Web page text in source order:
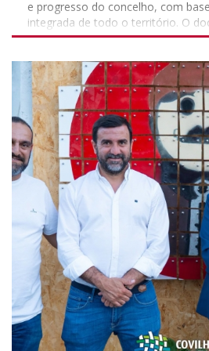
condições aos expositores e ao
disso, o certame conta ainda com
da região, bem como ranchos,
cantares locais. Com 615 anos de
edições realizadas (não ocorreu
de covid-19), a Feira de São
época do ano, contando sempre
eclético, que procura chegar aos
às diferentes gerações e que,
em palco artistas nacionais com
certame abre no dia 16 de julho,
palco principal marcadas sempre
dos dias em que há mais do
primeiro dia atua Quim Barreiros.
palco no dia 17 de julho. No dia
reconhecido artista covilhanense
igualmente renomada Sara
semana, no dia 19, atua Plutónio.
ter atuações no dia 23 de julho,
24 de julho, a cabeça de cartaz é
dia 25, é a vez de Pedro
e progresso do concelho, com
integrada de todo o território. O
discussão pública durante 45 dias
04 de setembro. A informação
e presencialmente Online:
https://plantasonline.cm-
Presencialmente: Departamento
Sítio da Corredoura 6200-026
podem ser apresentadas das
Único; - Balcão Único Digital; -
eletrónico:
Via postal. Participe. Todos os
#municipiodacovilha #atecerofuturo